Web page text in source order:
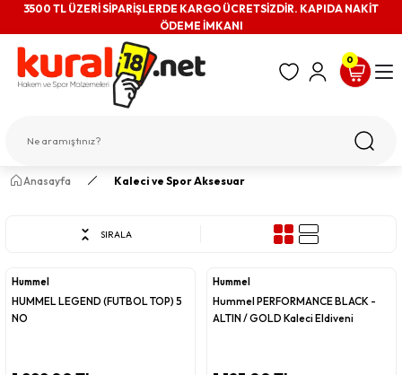
3500 TL ÜZERİ SİPARİŞLERDE KARGO ÜCRETSİZDİR. KAPIDA NAKİT
ÖDEME İMKANI
0
Anasayfa Kaleci ve Spor Aksesuar
SIRALA
Hummel
HUMMEL LEGEND (FUTBOL TOP) 5
NO
Hummel
Hummel PERFORMANCE BLACK -
ALTIN / GOLD Kaleci Eldiveni